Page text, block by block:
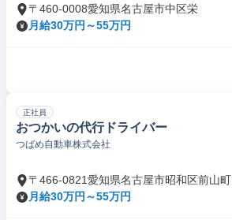
〒460-0008愛知県名古屋市中区栄
月給30万円～55万円
正社員
おつかいの代行ドライバー
つばめ自動車株式会社
〒466-0821愛知県名古屋市昭和区前山町
月給30万円～55万円